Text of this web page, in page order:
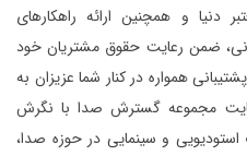
و همچنین ارائه راهکارهای
ضمن رعایت حقوق مشتریان خود
همواره در کنار شما عزیزان به
مجموعه گسترش صدا با نگرش
و سینمایی در حوزه صدا،